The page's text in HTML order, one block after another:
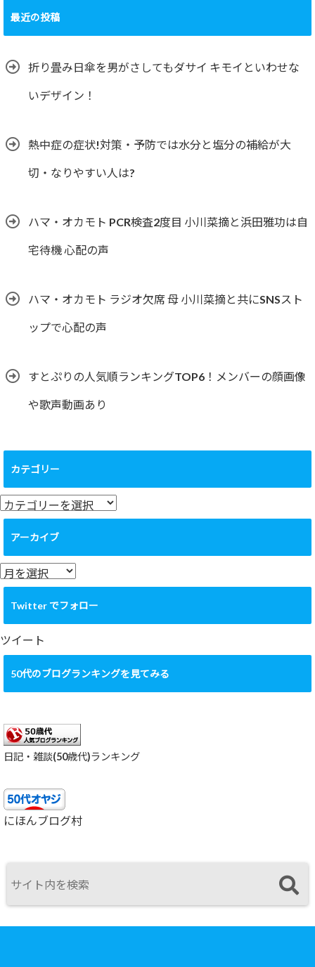
最近の投稿
折り畳み日傘を男がさしてもダサイ キモイといわせな
いデザイン！
熱中症の症状!対策・予防では水分と塩分の補給が大
切・なりやすい人は?
ハマ・オカモト PCR検査2度目 小川菜摘と浜田雅功は自
宅待機 心配の声
ハマ・オカモト ラジオ欠席 母 小川菜摘と共にSNSスト
ップで心配の声
すとぷりの人気順ランキングTOP6！メンバーの顔画像
や歌声動画あり
カテゴリー
カ
テ
リ
ー
アーカイブ
ア
ー
イ
ブ
Twitter でフォロー
ツイート
50代のブログランキングを見てみる
日記・雑談(50歳代)ランキング
にほんブログ村